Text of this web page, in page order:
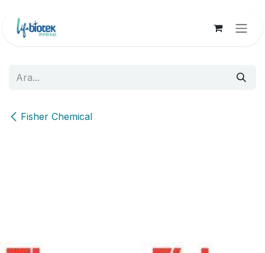
Fisher Chemical